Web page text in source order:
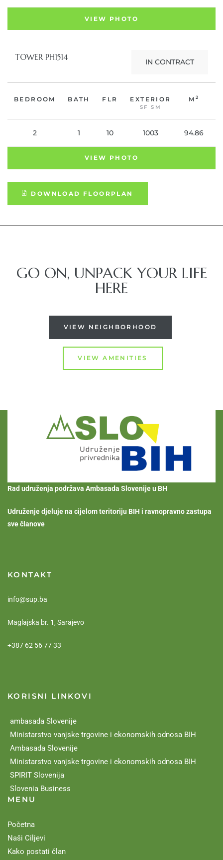
VIEW PHOTO
TOWER PH1514 IN CONTRACT
BEDROOM BATH FLR EXTERIOR
SF SM
M 2
2 1 10 1003 94.86
VIEW PHOTO
DOWNLOAD FLOORPLAN
GO ON, UNPACK YOUR LIFE
HERE
VIEW NEIGHBORHOOD
VIEW AMENITIES
Rad udruženja podržava Ambasada Slovenije u BH
Udruženje djeluje na cijelom teritoriju BIH i ravnopravno zastupa
sve članove
KONTAKT
info@sup.ba
Maglajska br. 1, Sarajevo
+387 62 56 77 33
KORISNI LINKOVI
ambasada Slovenije
Ministarstvo vanjske trgovine i ekonomskih odnosa BIH
Ambasada Slovenije
Ministarstvo vanjske trgovine i ekonomskih odnosa BIH
SPIRIT Slovenija
Slovenia Business
MENU
Početna
Naši Ciljevi
Kako postati član